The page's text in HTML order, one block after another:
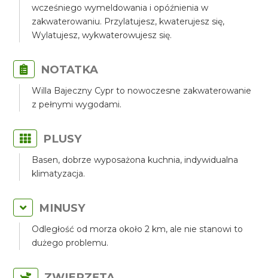
wcześniego wymeldowania i opóźnienia w
zakwaterowaniu. Przylatujesz, kwaterujesz się,
Wylatujesz, wykwaterowujesz się.
NOTATKA
Willa Bajeczny Cypr to nowoczesne zakwaterowanie
z pełnymi wygodami.
PLUSY
Basen, dobrze wyposażona kuchnia, indywidualna
klimatyzacja.
MINUSY
Odległość od morza około 2 km, ale nie stanowi to
dużego problemu.